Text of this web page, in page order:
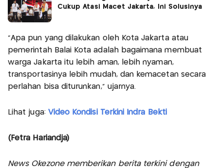
Cukup Atasi Macet Jakarta, Ini Solusinya
"Apa pun yang dilakukan oleh Kota Jakarta atau
pemerintah Balai Kota adalah bagaimana membuat
warga Jakarta itu lebih aman, lebih nyaman,
transportasinya lebih mudah, dan kemacetan secara
perlahan bisa diturunkan," ujarnya.
Lihat juga: Video Kondisi Terkini Indra Bekti
(Fetra Hariandja)
News Okezone memberikan berita terkini dengan